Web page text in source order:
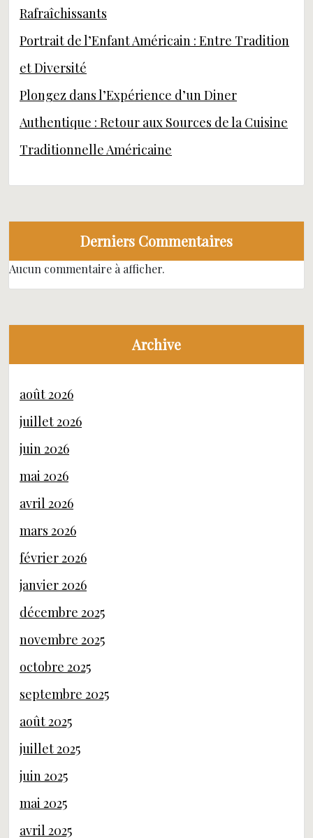
Rafraîchissants
Portrait de l’Enfant Américain : Entre Tradition
et Diversité
Plongez dans l’Expérience d’un Diner
Authentique : Retour aux Sources de la Cuisine
Traditionnelle Américaine
Derniers Commentaires
Aucun commentaire à afficher.
Archive
août 2026
juillet 2026
juin 2026
mai 2026
avril 2026
mars 2026
février 2026
janvier 2026
décembre 2025
novembre 2025
octobre 2025
septembre 2025
août 2025
juillet 2025
juin 2025
mai 2025
avril 2025